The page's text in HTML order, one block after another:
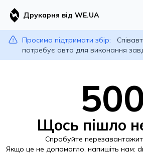
Друкарня від WE.UA
Просимо підтримати збір:
потребує авто для виконання
500
Щось пішло
Спробуйте
Якщо це не допомогло, напишіть нам: